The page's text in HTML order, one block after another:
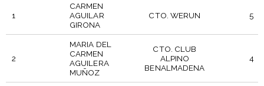
1
CARMEN
AGUILAR
GIRONA
CTO. WERUN 5
2
MARIA DEL
CARMEN
AGUILERA
MUÑOZ
CTO. CLUB
ALPINO
BENALMADENA
4